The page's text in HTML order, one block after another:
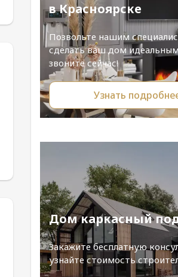
в Красноярске
Позвольте нашим
сделать ваш дом
звоните сейчас!
Узнать
Дом каркасный
Закажите бесплатную
узнайте стоимость